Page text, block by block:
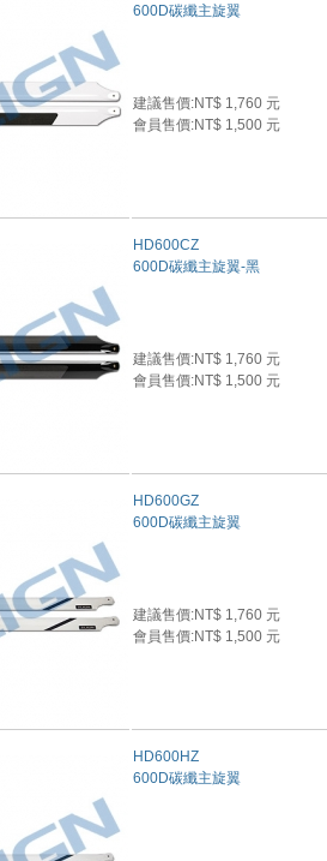
600D碳纖主旋翼
建議售價:NT$ 1,760 元
會員售價:NT$ 1,500 元
HD600CZ
600D碳纖主旋翼-黑
建議售價:NT$ 1,760 元
會員售價:NT$ 1,500 元
HD600GZ
600D碳纖主旋翼
建議售價:NT$ 1,760 元
會員售價:NT$ 1,500 元
HD600HZ
600D碳纖主旋翼